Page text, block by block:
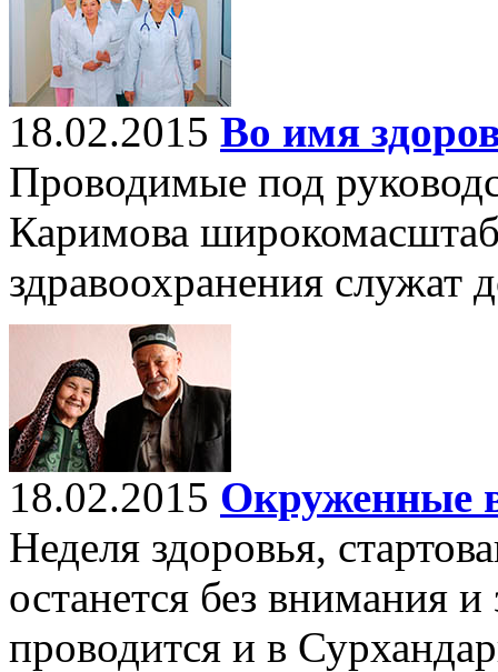
18.02.2015 Во имя
Проводимые под
Каримова
здравоохранения служат
18.02.2015 Окруженные
Неделя здоровья,
останется без внимания
проводится и в